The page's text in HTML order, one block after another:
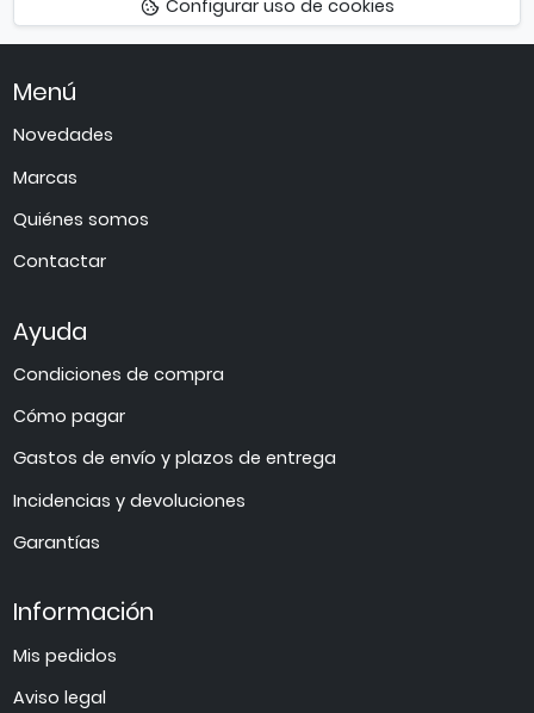
arriba
Configurar uso de cookies
Menú
Novedades
Marcas
Quiénes somos
Contactar
Ayuda
Condiciones de compra
Cómo pagar
Gastos de envío y plazos de entrega
Incidencias y devoluciones
Garantías
Información
Mis pedidos
Aviso legal